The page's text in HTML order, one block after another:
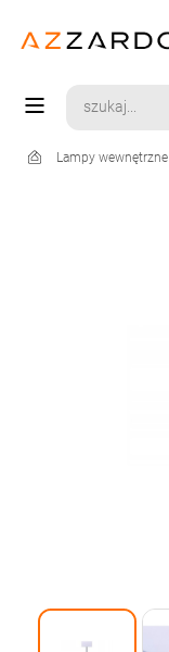
Lampy wewnętrzne